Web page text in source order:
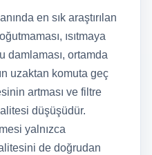
en sık araştırılan
ısıtmaya
damlaması, ortamda
uzaktan komuta geç
artması ve filtre
düşüşüdür.
yalnızca
de doğrudan